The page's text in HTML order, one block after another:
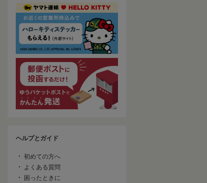
ヘルプとガイド
初めての方へ
よくある質問
困ったときに